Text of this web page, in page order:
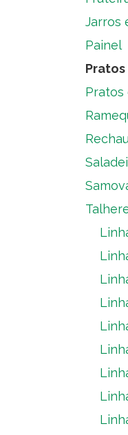
Jarros
Painel
Pratos